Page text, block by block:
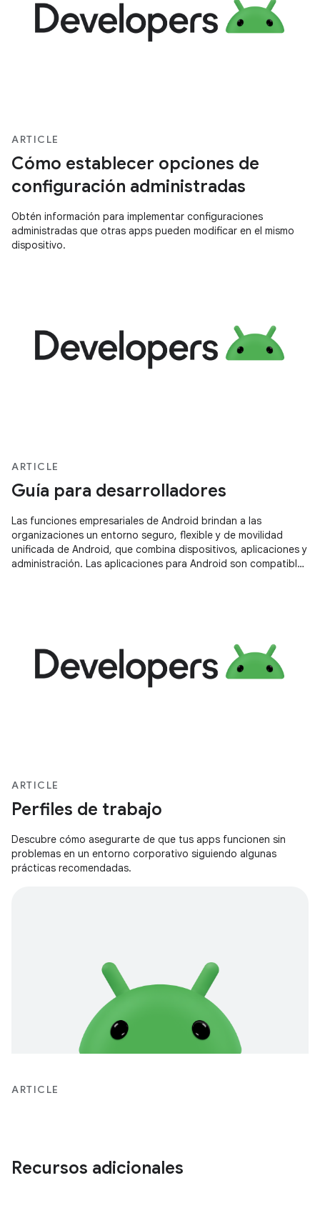
ARTICLE
Cómo establecer opciones de
configuración administradas
Obtén información para implementar configuraciones
administradas que otras apps pueden modificar en el mismo
dispositivo.
ARTICLE
Guía para desarrolladores
Las funciones empresariales de Android brindan a las
organizaciones un entorno seguro, flexible y de movilidad
unificada de Android, que combina dispositivos, aplicaciones y
administración. Las aplicaciones para Android son compatibles
ARTICLE
Perfiles de trabajo
Descubre cómo asegurarte de que tus apps funcionen sin
problemas en un entorno corporativo siguiendo algunas
prácticas recomendadas.
ARTICLE
Recursos adicionales